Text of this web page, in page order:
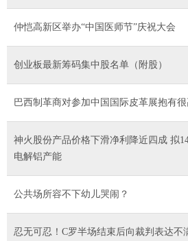
仲恺高新区举办“中国医师节”庆祝大会
创业板最新筹码集中股名单（附股）
巴西制革商对参加中国国际皮革展抱有
神火股份产品价格下滑净利降近四成 拟
电解铝产能
公共场所容不下幼儿哭闹？
忍无可忍！C罗半场结束后向裁判表达不